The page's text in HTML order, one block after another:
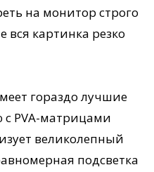
на монитор строго
картинка резко
гораздо лучшие
PVA-матрицами
великолепный
подсветка